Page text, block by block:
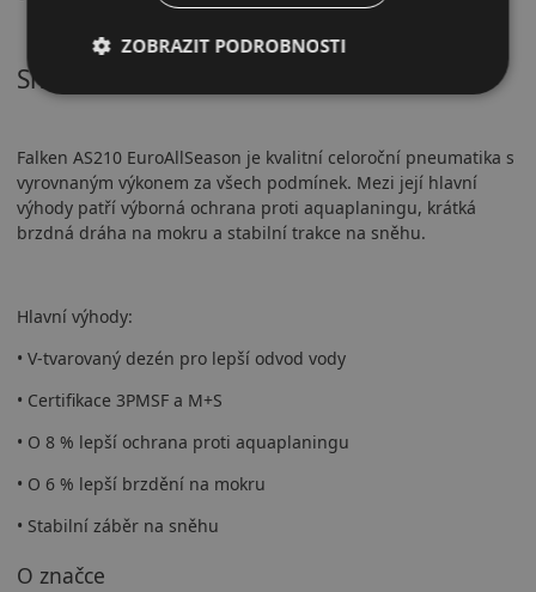
Shrnutí
Falken AS210 EuroAllSeason je kvalitní celoroční pneumatika s
vyrovnaným výkonem za všech podmínek. Mezi její hlavní
výhody patří výborná ochrana proti aquaplaningu, krátká
brzdná dráha na mokru a stabilní trakce na sněhu.
Hlavní výhody:
• V-tvarovaný dezén pro lepší odvod vody
• Certifikace 3PMSF a M+S
• O 8 % lepší ochrana proti aquaplaningu
• O 6 % lepší brzdění na mokru
• Stabilní záběr na sněhu
O značce
ZOBRAZIT PODROBNOSTI